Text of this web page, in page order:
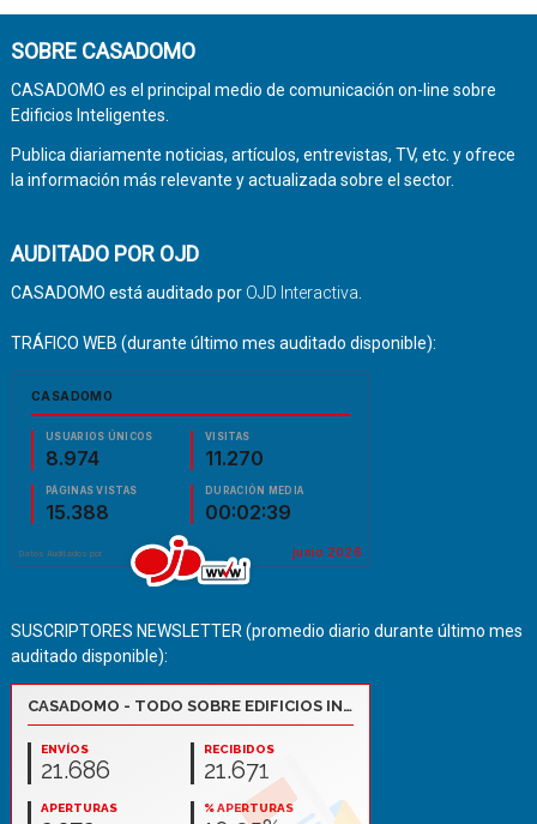
SOBRE CASADOMO
CASADOMO es el principal medio de comunicación on-line sobre
Edificios Inteligentes.
Publica diariamente noticias, artículos, entrevistas, TV, etc. y ofrece
la información más relevante y actualizada sobre el sector.
AUDITADO POR OJD
CASADOMO está auditado por OJD Interactiva.
TRÁFICO WEB (durante último mes auditado disponible):
SUSCRIPTORES NEWSLETTER (promedio diario durante último mes
auditado disponible):